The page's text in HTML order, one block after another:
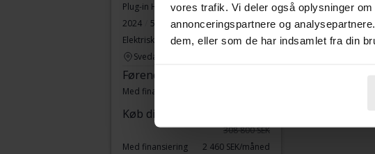
vores trafik. Vi deler også oplysninger
annonceringspartnere og
dem, eller som de har indsamlet fra din
Plug-in Hybrid
2024
58 240 kilometer
Elektrisk/benzin
Svedala
Førende bud
Med finansiering
Køb direkte
308 800 SEK
Med finansiering
2 460 SEK/måned
T2
2017
93 680
Kungälv (Ellesbo)